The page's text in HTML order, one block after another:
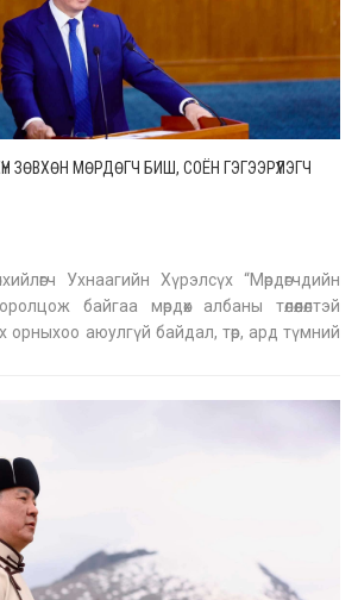
ЗӨВХӨН МӨРДӨГЧ БИШ, СОЁН ГЭГЭЭРҮҮЛЭГЧ
Ухнаагийн Хүрэлсүх “Мөрдөгчдийн
оролцож байгаа мөрдөх албаны төлөөлөлтэй
орныхоо аюулгүй байдал, төр, ард түмний